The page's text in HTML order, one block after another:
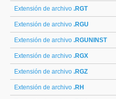
Extensión de archivo .RGT
Extensión de archivo .RGU
Extensión de archivo .RGUNINST
Extensión de archivo .RGX
Extensión de archivo .RGZ
Extensión de archivo .RH